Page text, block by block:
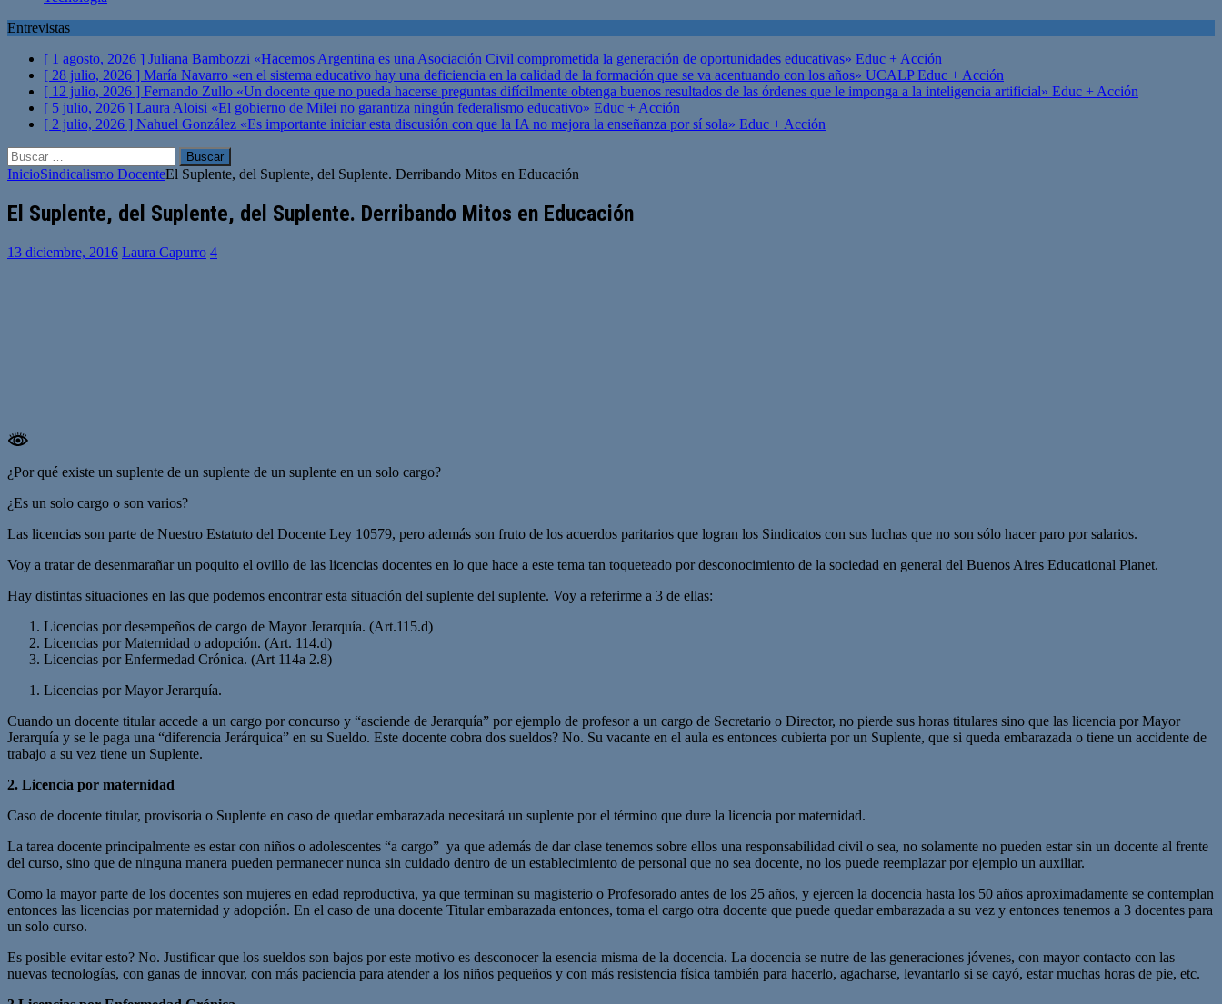
Entrevistas
[ 1 agosto, 2026 ] Juliana Bambozzi «Hacemos Argentina es una Asociación Civil comprometida la generación de oportunidades educativas» Educ + Acción
[ 28 julio, 2026 ] María Navarro «en el sistema educativo hay una deficiencia en la calidad de la formación que se va acentuando con los años» UCALPEduc + Acción
[ 12 julio, 2026 ] Fernando Zullo «Un docente que no pueda hacerse preguntas difícilmente obtenga buenos resultados de las órdenes que le imponga a la inteligencia artificial» Educ + Acción
[ 5 julio, 2026 ] Laura Aloisi «El gobierno de Milei no garantiza ningún federalismo educativo» Educ + Acción
[ 2 julio, 2026 ] Nahuel González «Es importante iniciar esta discusión con que la IA no mejora la enseñanza por sí sola» Educ + Acción
Buscar:
InicioSindicalismo DocenteEl Suplente, del Suplente, del Suplente. Derribando Mitos en Educación
El Suplente, del Suplente, del Suplente. Derribando Mitos en Educación
13 diciembre, 2016 Laura Capurro 4
¿Por qué existe un suplente de un suplente de un suplente en un solo cargo?
¿Es un solo cargo o son varios?
Las licencias son parte de Nuestro Estatuto del Docente Ley 10579, pero además son fruto de los acuerdos paritarios que logran los Sindicatos con sus luchas que no son sólo hacer paro por salarios.
Voy a tratar de desenmarañar un poquito el ovillo de las licencias docentes en lo que hace a este tema tan toqueteado por desconocimiento de la sociedad en general del Buenos Aires Educational Planet.
Hay distintas situaciones en las que podemos encontrar esta situación del suplente del suplente. Voy a referirme a 3 de ellas:
Licencias por desempeños de cargo de Mayor Jerarquía. (Art.115.d)
Licencias por Maternidad o adopción. (Art. 114.d)
Licencias por Enfermedad Crónica. (Art 114a 2.8)
Licencias por Mayor Jerarquía.
Cuando un docente titular accede a un cargo por concurso y “asciende de Jerarquía” por ejemplo de profesor a un cargo de Secretario o Director, no pierde sus horas titulares sino que las licencia por Mayor
Jerarquía y se le paga una “diferencia Jerárquica” en su Sueldo. Este docente cobra dos sueldos? No. Su vacante en el aula es entonces cubierta por un Suplente, que si queda embarazada o tiene un accidente de
trabajo a su vez tiene un Suplente.
2. Licencia por maternidad
Caso de docente titular, provisoria o Suplente en caso de quedar embarazada necesitará un suplente por el término que dure la licencia por maternidad.
La tarea docente principalmente es estar con niños o adolescentes “a cargo” ya que además de dar clase tenemos sobre ellos una responsabilidad civil o sea, no solamente no pueden estar sin un docente al frente
del curso, sino que de ninguna manera pueden permanecer nunca sin cuidado dentro de un establecimiento de personal que no sea docente, no los puede reemplazar por ejemplo un auxiliar.
Como la mayor parte de los docentes son mujeres en edad reproductiva, ya que terminan su magisterio o Profesorado antes de los 25 años, y ejercen la docencia hasta los 50 años aproximadamente se contemplan
entonces las licencias por maternidad y adopción. En el caso de una docente Titular embarazada entonces, toma el cargo otra docente que puede quedar embarazada a su vez y entonces tenemos a 3 docentes para
un solo curso.
Es posible evitar esto? No. Justificar que los sueldos son bajos por este motivo es desconocer la esencia misma de la docencia. La docencia se nutre de las generaciones jóvenes, con mayor contacto con las
nuevas tecnologías, con ganas de innovar, con más paciencia para atender a los niños pequeños y con más resistencia física también para hacerlo, agacharse, levantarlo si se cayó, estar muchas horas de pie, etc.